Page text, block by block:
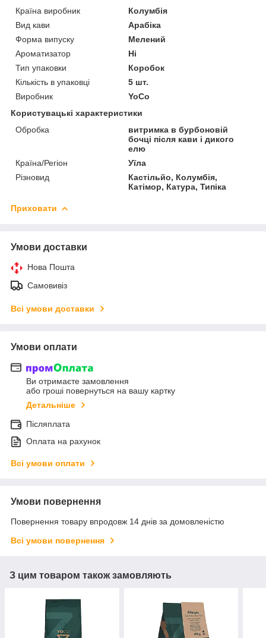
Країна виробник
Колумбія
Вид кави
Арабіка
Форма випуску
Мелений
Ароматизатор
Ні
Тип упаковки
Коробок
Кількість в упаковці
5 шт.
Виробник
YoCo
Користувацькі характеристики
Обробка
витримка в бурбоновій
бочці після кави і дикого
елю
Країна/Регіон
Уїла
Різновид
Кастільйо, Колумбія,
Катімор, Катура, Типіка
Приховати
Умови доставки
Нова Пошта
Самовивіз
Всі умови доставки
Умови оплати
Ви отримаєте замовлення
або гроші повернуться на вашу картку
Детальніше
Післяплата
Оплата на рахунок
Всі умови оплати
Умови повернення
Повернення товару впродовж 14 днів за домовленістю
Всі умови повернення
З цим товаром також замовляють